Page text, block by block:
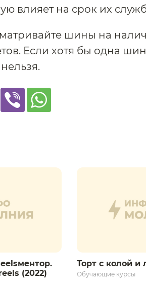
влияет на срок их
шины на
Если хотя бы одна
(2022)
Торт с колой и
Обучающие курсы